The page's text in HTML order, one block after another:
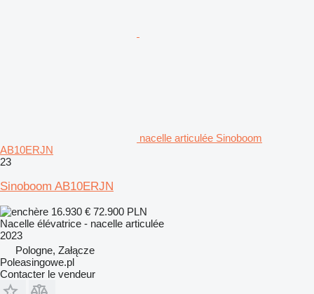
nacelle articulée Sinoboom
AB10ERJN
23
Sinoboom AB10ERJN
16.930 € 72.900 PLN
Nacelle élévatrice - nacelle articulée
2023
Pologne, Załącze
Poleasingowe.pl
Contacter le vendeur